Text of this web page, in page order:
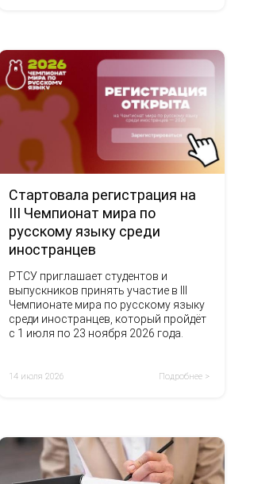
Стартовала регистрация на
III Чемпионат мира по
русскому языку среди
иностранцев
РТСУ приглашает студентов и
выпускников принять участие в III
Чемпионате мира по русскому языку
среди иностранцев, который пройдёт
с 1 июля по 23 ноября 2026 года.
14 июля 2026 Подробнее >